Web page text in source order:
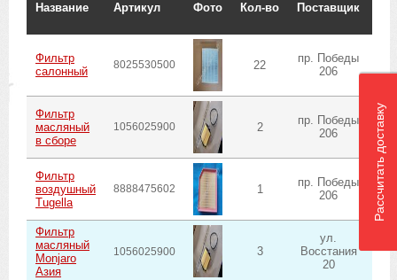
Название Артикул Фото Кол-во Поставщик
Фильтр
салонный
8025530500 22
пр. Победы
206
Фильтр
масляный
в сборе
1056025900 2
пр. Победы
206
Фильтр
воздушный
Tugella
8888475602 1
пр. Победы
206
Фильтр
масляный
Monjaro
Азия
1056025900 3
ул.
Восстания
20
Рассчитать доставку